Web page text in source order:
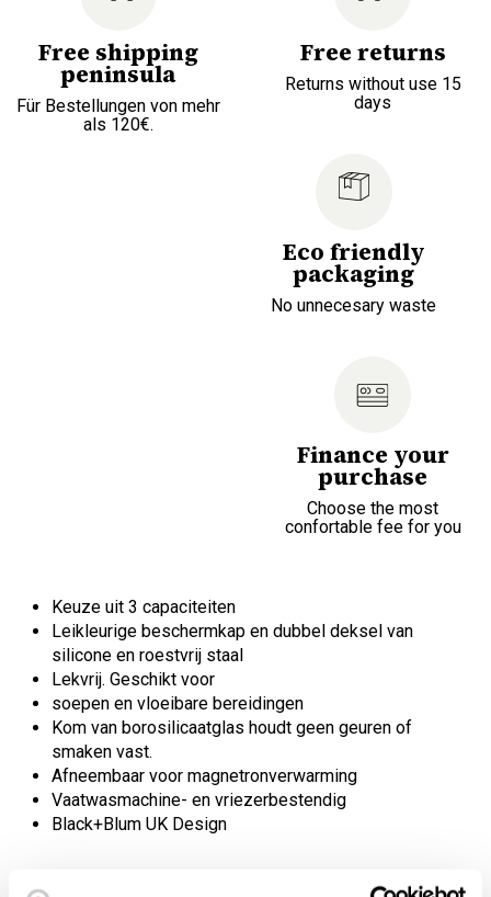
Free shipping
peninsula
Für Bestellungen von mehr
als 120€.
Free returns
Returns without use 15
days
Eco friendly
packaging
No unnecesary waste
Finance your
purchase
Choose the most
confortable fee for you
Keuze uit 3 capaciteiten
Leikleurige beschermkap en dubbel deksel van
silicone en roestvrij staal
Lekvrij. Geschikt voor
soepen en vloeibare bereidingen
Kom van borosilicaatglas houdt geen geuren of
smaken vast.
Afneembaar voor magnetronverwarming
Vaatwasmachine- en vriezerbestendig
Black+Blum UK Design
Een echte lunch, beschikbaar